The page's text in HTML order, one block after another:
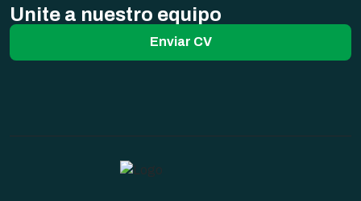
Unite a nuestro equipo
Enviar CV